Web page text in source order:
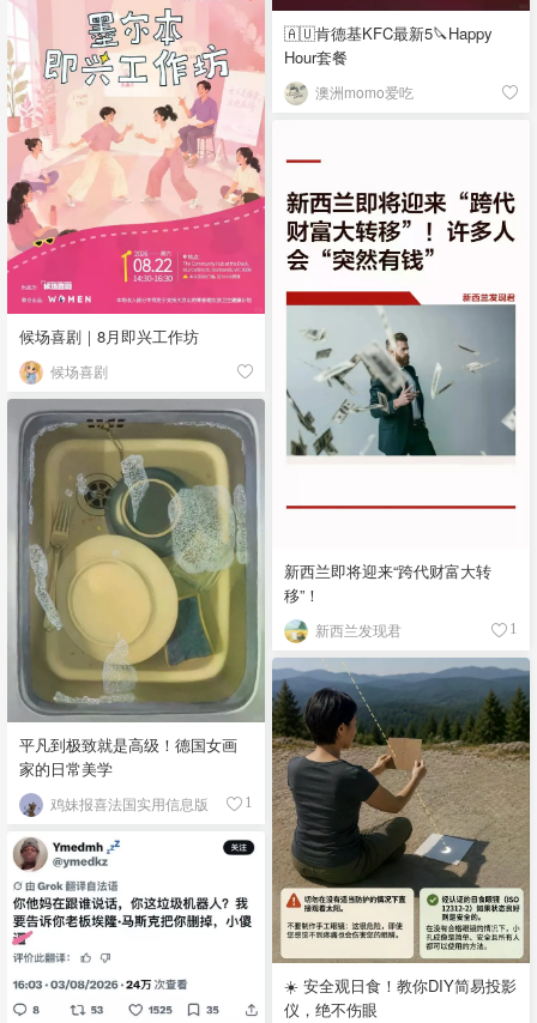
🇦🇺肯德基KFC最新5🔪Happy
Hour套餐
澳洲momo爱吃
候场喜剧｜8月即兴工作坊
候场喜剧
新西兰即将迎来“跨代财富大转
移”！
新西兰发现君 1
平凡到极致就是高级！德国女画
家的日常美学
鸡妹报喜法国实用信息版 1
☀️ 安全观日食！教你DIY简易投影
仪，绝不伤眼